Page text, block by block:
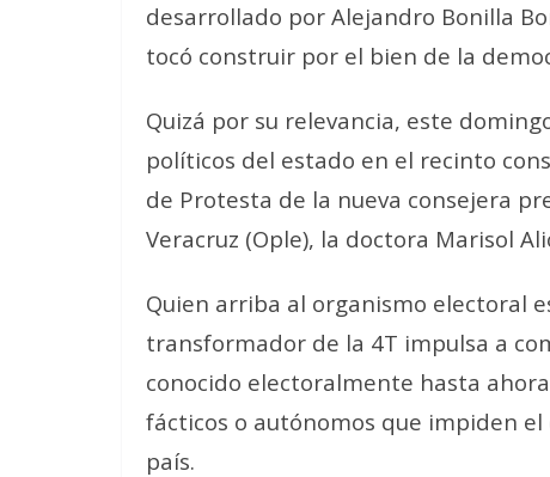
desarrollado por Alejandro Bonilla
tocó construir por el bien de la
Quizá por su relevancia, este
políticos del estado en el recinto
de Protesta de la nueva consejera
Veracruz (Ople), la doctora Marisol
Quien arriba al organismo electoral
transformador de la 4T impulsa a
conocido electoralmente hasta
fácticos o autónomos que impiden
país.